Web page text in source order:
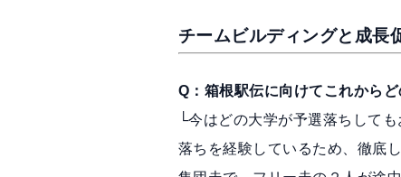
チームビルディングと成長
Q：箱根駅伝に向けてこれから
└今はどの大学が予選落ちして
落ちを経験しているため、徹底